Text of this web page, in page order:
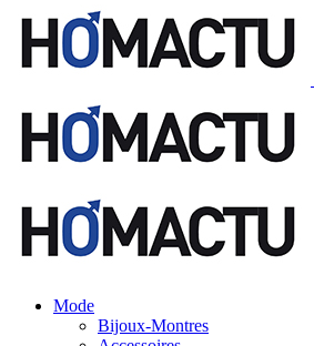
Mode
Bijoux-Montres